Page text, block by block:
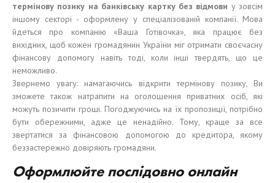
термінову позику на банківську картку без відмови у зовсім
іншому секторі - оформлену у спеціалізованій компанії. Мова
йдеться про компанію «Ваша Готівочка», яка працює без
вихідних, щоб кожен громадянин України міг отримати своєчасну
фінансову допомогу навіть тоді, коли інші твердять, що це
неможливо.
Звернемо увагу: намагаючись відкрити термінову позику, Ви
зможете також натрапити на оголошення приватних осіб, які
можуть позичити гроші. Погоджуючись на їх пропозиції, потрібно
бути обережними, адже це ненадійно. Тому, краще за все
звертатися за фінансовою допомогою до кредитора, якому
беззастережно довіряють громадяни.
Оформлюйтепослідовно онлайн